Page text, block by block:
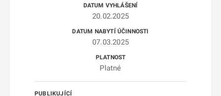
20.02.2025
07.03.2025
Platné